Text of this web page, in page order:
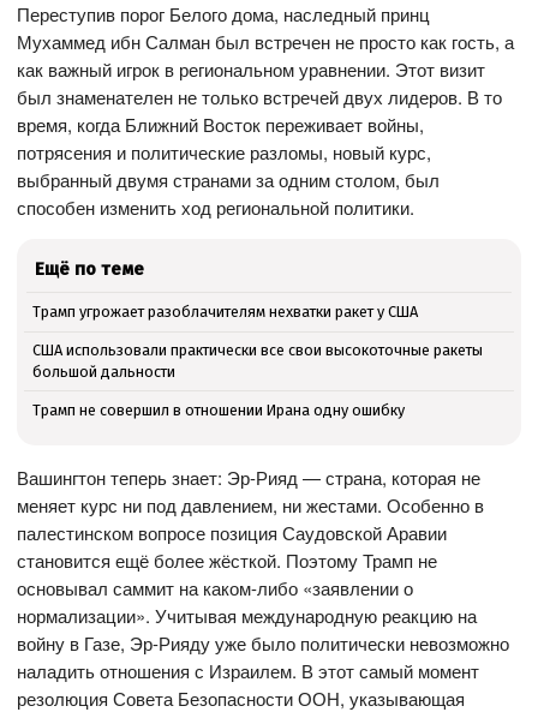
Переступив порог Белого дома, наследный принц
Мухаммед ибн Салман был встречен не просто как гость, а
как важный игрок в региональном уравнении. Этот визит
был знаменателен не только встречей двух лидеров. В то
время, когда Ближний Восток переживает войны,
потрясения и политические разломы, новый курс,
выбранный двумя странами за одним столом, был
способен изменить ход региональной политики.
Ещё по теме
Трамп угрожает разоблачителям нехватки ракет у США
США использовали практически все свои высокоточные ракеты
большой дальности
Трамп не совершил в отношении Ирана одну ошибку
Вашингтон теперь знает: Эр-Рияд — страна, которая не
меняет курс ни под давлением, ни жестами. Особенно в
палестинском вопросе позиция Саудовской Аравии
становится ещё более жёсткой. Поэтому Трамп не
основывал саммит на каком-либо «заявлении о
нормализации». Учитывая международную реакцию на
войну в Газе, Эр-Рияду уже было политически невозможно
наладить отношения с Израилем. В этот самый момент
резолюция Совета Безопасности ООН, указывающая